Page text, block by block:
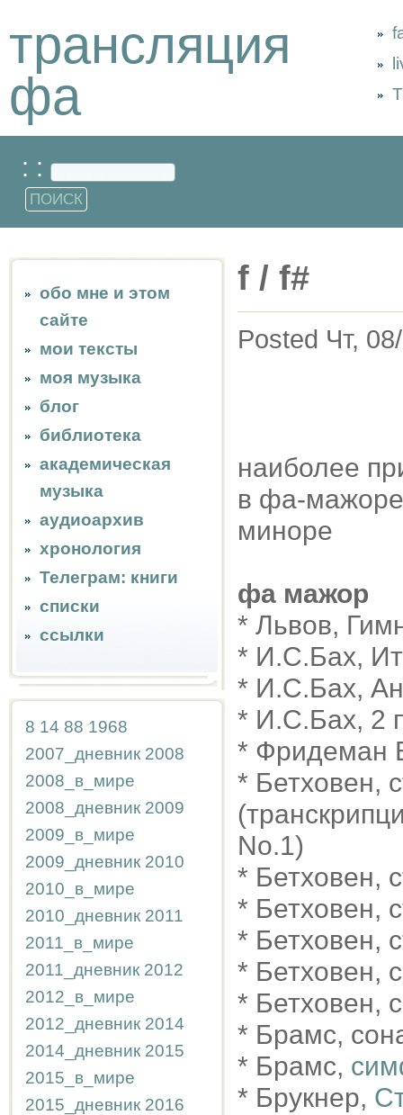
трансляция
фа
: :
обо мне и этом
сайте
мои тексты
моя музыка
блог
библиотека
академическая
музыка
аудиоархив
хронология
Телеграм: книги
списки
ссылки
8 14 88 1968
2007_дневник 2008
2008_в_мире
2008_дневник 2009
2009_в_мире
2009_дневник 2010
2010_в_мире
2010_дневник 2011
2011_в_мире
2011_дневник 2012
2012_в_мире
2012_дневник 2014
2014_дневник 2015
2015_в_мире
2015_дневник 2016
f / f#
Posted Чт,
наиболее
в фа-
миноре
фа мажор
* Львов,
* И.С.Бах,
* И.С.Бах,
* И.С.Бах, 2
* Фридеман
* Бетховен,
No.1)
* Бетховен,
* Бетховен,
* Бетховен,
* Бетховен,
* Бетховен,
* Брамс,
* Брамс,
* Брукнер,